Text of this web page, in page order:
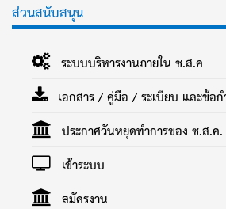
ส่วนสนับสนุน
ระบบบริหารงานภายใน ช.ส.ค
เอกสาร / คู่มือ / ระเบียบ และข้อ
ประกาศวันหยุดทำการของ ช.ส.ค.
เข้าระบบ
สมัครงาน